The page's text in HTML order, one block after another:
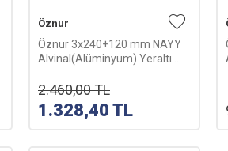
Öznur
Öznur 3x240+120 mm NAYY
Alvinal(Alüminyum) Yeraltı
2.460,00TL
1.328,40 TL